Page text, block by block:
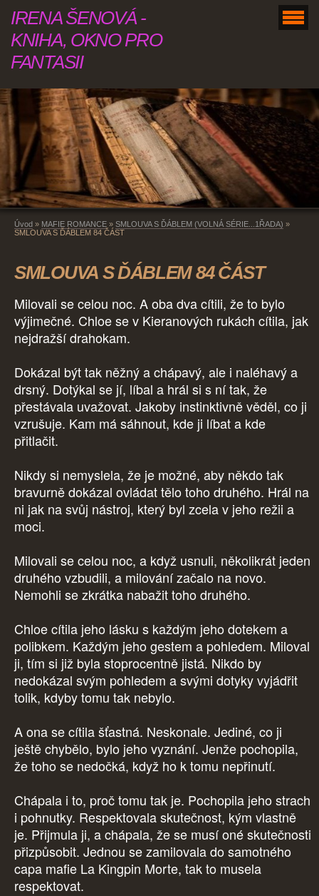
IRENA ŠENOVÁ -
KNIHA, OKNO PRO
FANTASII
Úvod » MAFIE ROMANCE » SMLOUVA S ĎÁBLEM (VOLNÁ SÉRIE...1ŘADA) »
SMLOUVA S ĎÁBLEM 84 ČÁST
SMLOUVA S ĎÁBLEM 84 ČÁST
Milovali se celou noc. A oba dva cítili, že to bylo
výjimečné. Chloe se v Kieranových rukách cítila, jak
nejdražší drahokam.
Dokázal být tak něžný a chápavý, ale i naléhavý a
drsný. Dotýkal se jí, líbal a hrál si s ní tak, že
přestávala uvažovat. Jakoby instinktivně věděl, co ji
vzrušuje. Kam má sáhnout, kde ji líbat a kde
přitlačit.
Nikdy si nemyslela, že je možné, aby někdo tak
bravurně dokázal ovládat tělo toho druhého. Hrál na
ni jak na svůj nástroj, který byl zcela v jeho režii a
moci.
Milovali se celou noc, a když usnuli, několikrát jeden
druhého vzbudili, a milování začalo na novo.
Nemohli se zkrátka nabažit toho druhého.
Chloe cítila jeho lásku s každým jeho dotekem a
polibkem. Každým jeho gestem a pohledem. Miloval
ji, tím si již byla stoprocentně jistá. Nikdo by
nedokázal svým pohledem a svými dotyky vyjádřit
tolik, kdyby tomu tak nebylo.
A ona se cítila šťastná. Neskonale. Jediné, co ji
ještě chybělo, bylo jeho vyznání. Jenže pochopila,
že toho se nedočká, když ho k tomu nepřinutí.
Chápala i to, proč tomu tak je. Pochopila jeho strach
i pohnutky. Respektovala skutečnost, kým vlastně
je. Přijmula ji, a chápala, že se musí oné skutečnosti
přizpůsobit. Jednou se zamilovala do samotného
capa mafie La Kingpin Morte, tak to musela
respektovat.